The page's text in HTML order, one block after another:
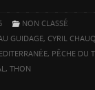
NON CLASSÉ
GUIDAGE, CYRIL
, PÊCHE DU
, THON